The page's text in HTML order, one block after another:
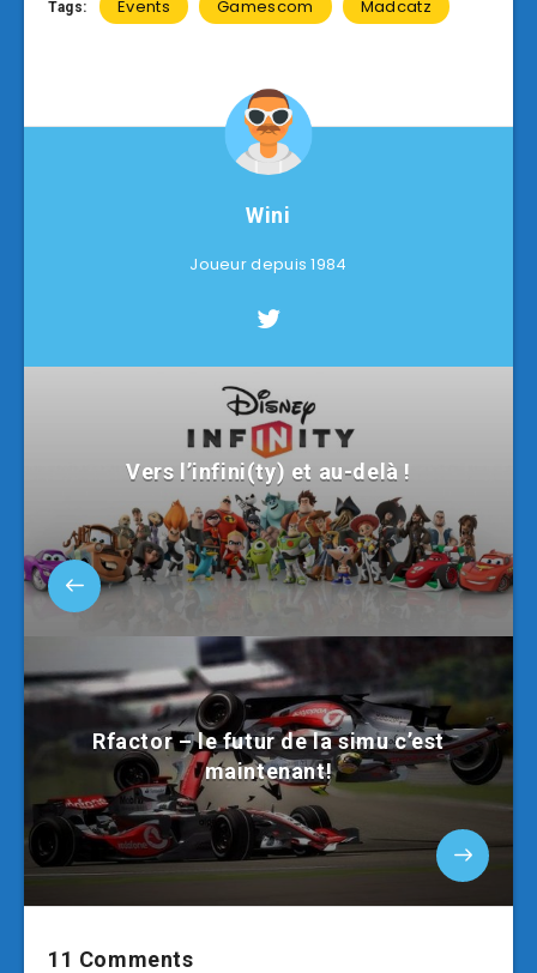
Tags: Events Gamescom Madcatz
Wini
Joueur depuis 1984
Vers l’infini(ty) et au-delà !
Rfactor – le futur de la simu c’est
maintenant!
11 Comments